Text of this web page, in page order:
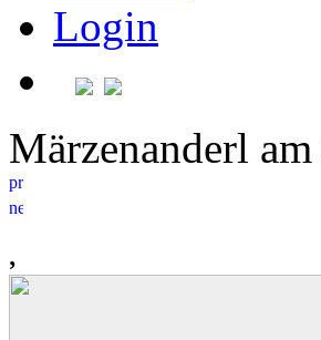
Login
Märzenanderl